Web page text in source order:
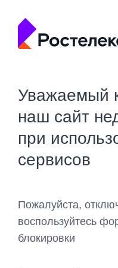
Уважаемый
наш сайт
при
сервисов
Пожалуйста,
воспользуйтесь
блокировки